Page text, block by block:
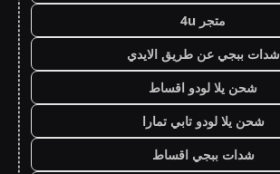
متجر 4u
شدات ببجي عن طريق الايدي
شحن يلا لودو اقساط
شحن يلا لودو تابي تمارا
شدات ببجي اقساط